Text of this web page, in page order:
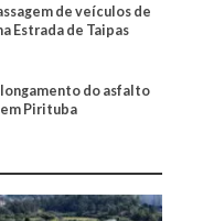
de veículos de
Estrada de Taipas
do asfalto
em Pirituba